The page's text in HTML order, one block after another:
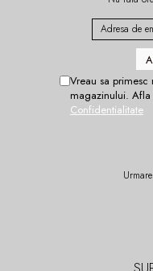
Vreau sa primesc
magazinului.
Confidentialitate